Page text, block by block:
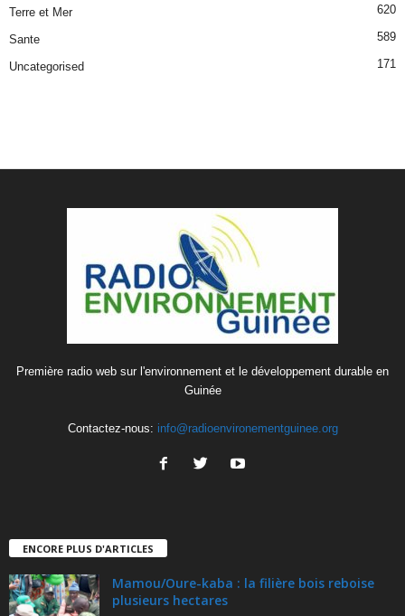
Terre et Mer 620
Sante 589
Uncategorised 171
Première radio web sur l'environnement et le développement durable en
Guinée
Contactez-nous: info@radioenvironementguinee.org
ENCORE PLUS D'ARTICLES
Mamou/Oure-kaba : la filière bois reboise
plusieurs hectares